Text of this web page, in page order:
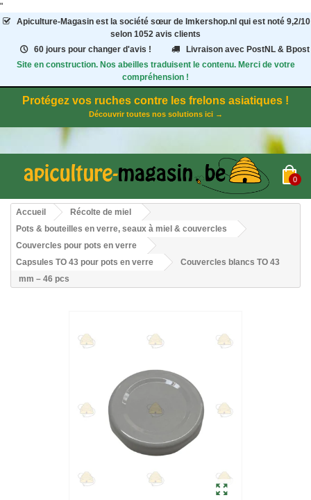
"
Apiculture-Magasinest la société sœur de Imkershop.nl qui est noté 9,2/10
selon 1052 avis clients
60 jours pour changer d'avis !
Livraison avec PostNL & Bpost
Site en construction. Nos abeilles traduisent le contenu. Merci de votre
compréhension !
Protégez vos ruches contre les frelons asiatiques !
Découvrir toutes nos solutions ici →
0
Accueil
Récolte de miel
Pots & bouteilles en verre, seaux à miel & couvercles
Couvercles pour pots en verre
Capsules TO 43 pour pots en verre
Couvercles blancs TO 43
mm – 46 pcs